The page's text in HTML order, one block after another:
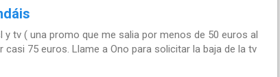
tv ( una promo que me salia por menos de 50 euros al
75 euros. Llame a Ono para solicitar la baja de la tv